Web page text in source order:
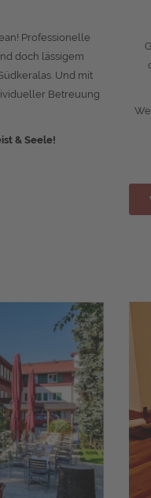
Professionelle
doch lässigem
Und mit
Betreuung
& Seele!